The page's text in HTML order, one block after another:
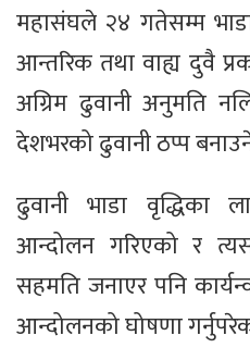
महासंघले २४ गतेसम्म
आन्तरिक तथा वाह्य दुवै
अग्रिम ढुवानी अनुमति
देशभरको ढुवानी ठप्प
ढुवानी भाडा वृद्धिका
आन्दोलन गरिएको र
सहमति जनाएर पनि
आन्दोलनको घोषणा